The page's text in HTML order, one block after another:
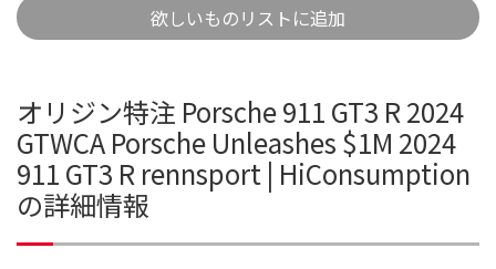
欲しいものリストに追加
オリジン特注 Porsche 911 GT3 R 2024
GTWCA Porsche Unleashes $1M 2024
911 GT3 R rennsport | HiConsumption
の詳細情報